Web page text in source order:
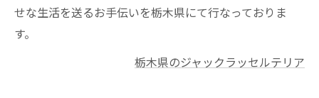
せな生活を送るお手伝いを栃木県にて行なっておりま
す。
栃木県のジャックラッセルテリア